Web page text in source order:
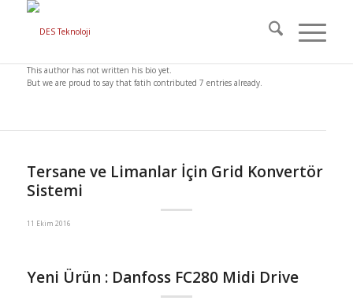
This author has not written his bio yet.
But we are proud to say that fatih contributed 7 entries already.
Tersane ve Limanlar İçin Grid Konvertör
Sistemi
11 Ekim 2016
Yeni Ürün : Danfoss FC280 Midi Drive